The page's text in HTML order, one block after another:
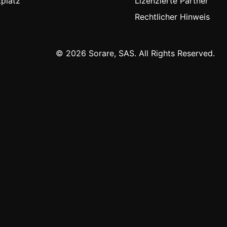
Rechtlicher Hinweis
© 2026 Sorare, SAS. All Rights Reserved.